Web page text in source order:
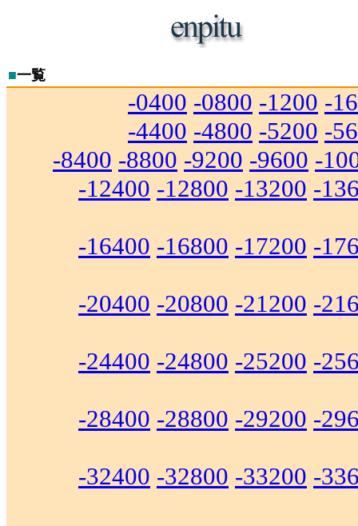
■一覧
-0400 -0800 -1200 -
-4400 -4800 -5200 -
-8400 -8800 -9200 -9600 -
-12400 -12800 -13200 -
-16400 -16800 -17200 -
-20400 -20800 -21200 -
-24400 -24800 -25200 -
-28400 -28800 -29200 -
-32400 -32800 -33200 -